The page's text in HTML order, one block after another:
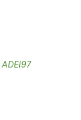
ADEI97